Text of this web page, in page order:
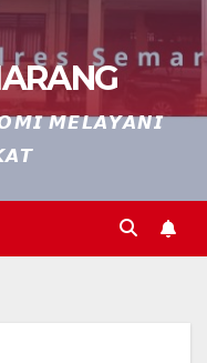
𝙈𝙀𝙇𝘼𝙔𝘼𝙉𝙄